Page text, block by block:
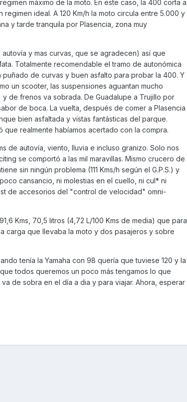
máximo de la moto. En este caso, la 400 corta a
regimen ideal. A 120 Km/h la moto circula entre 5.000 y
y tarde tranquila por Plasencia, zona muy
y mas curvas, que se agradecen) así que
Totalmente recomendable el tramo de autonómica
de curvas y buen asfalto para probar la 400. Y
un scooter, las suspensiones aguantan mucho
de frenos va sobrada. De Guadalupe a Trujillo por
de boca. La vuelta, después de comer a Plasencia
bien asfaltada y vistas fantásticas del parque.
que realmente habíamos acertado con la compra.
de autovía, viento, lluvia e incluso granizo. Solo nos
se comportó a las mil maravillas. Mismo crucero de
sin ningún problema (111 Kms/h según el G.P.S.) y
cansancio, ni molestias en el cuello, ni cul* ni
de accesorios del "control de velocidad" omni-
Kms, 70,5 litros (4,72 L/100 Kms de media) que para
carga que llevaba la moto y dos pasajeros y sobre
tenía la Yamaha con 98 quería que tuviese 120 y la
todos queremos un poco más tengamos lo que
de sobra en el día a dia y para viajar. Ahora, esperar